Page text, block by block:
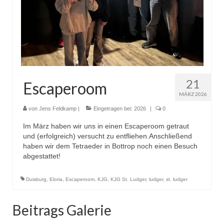
21
MÄRZ 2026
Escaperoom
von Jens Feldkamp | Eingetragen bei: 2026 | 0
Im März haben wir uns in einen Escaperoom getraut
und (erfolgreich) versucht zu entfliehen.Anschließend
haben wir dem Tetraeder in Bottrop noch einen Besuch
abgestattet!
Duisburg Eloria Escaperoom KJG KJG St. Ludger, ludger, st. ludger
Beitrags Galerie